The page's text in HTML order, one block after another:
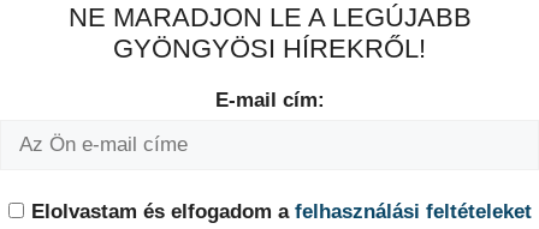
NE MARADJON LE A LEGÚJABB
GYÖNGYÖSI HÍREKRŐL!
E-mail cím:
Elolvastam és elfogadom a felhasználási feltételeket